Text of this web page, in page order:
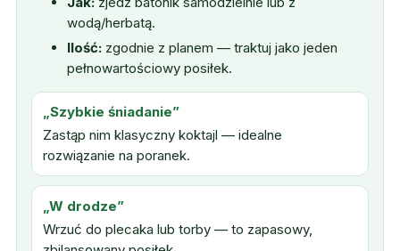
wodą/herbatą.
Ilość: zgodnie z planem — traktuj jako jeden
pełnowartościowy posiłek.
„Szybkie śniadanie”
Zastąp nim klasyczny koktajl — idealne
rozwiązanie na poranek.
„W drodze”
Wrzuć do plecaka lub torby — to zapasowy,